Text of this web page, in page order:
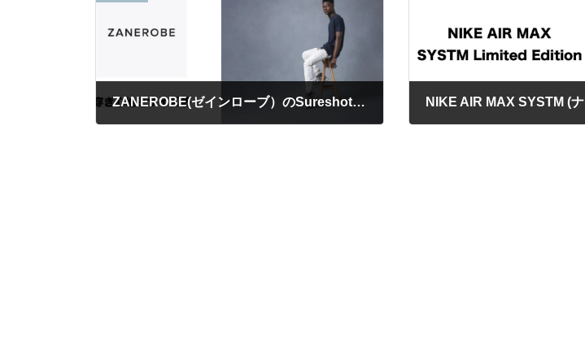
ZANEROBE(ゼインローブ）のSureshot Pant(ジョガーパンツ）のサイズ感と着用感